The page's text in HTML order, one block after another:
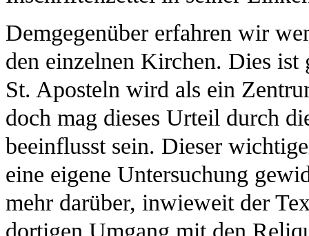
Demgegenüber erfahren wir
den einzelnen Kirchen. Dies ist
St. Aposteln wird als ein
doch mag dieses Urteil durch
beeinflusst sein. Dieser
eine eigene Untersuchung
mehr darüber, inwieweit der
dortigen Umgang mit den